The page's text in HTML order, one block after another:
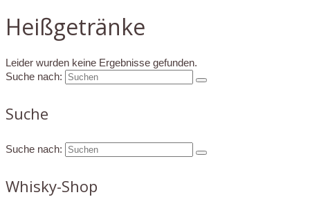
Heißgetränke
Leider wurden keine Ergebnisse gefunden.
Suche nach:
Suche
Suche nach:
Whisky-Shop